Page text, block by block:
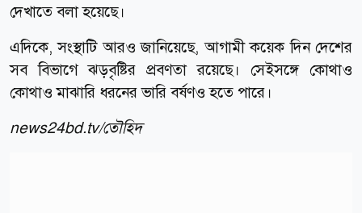
দেখাতে বলা হয়েছে।
এদিকে, সংস্থাটি আরও জানিয়েছে, আগামী কয়েক দিন দেশের
সব বিভাগে ঝড়বৃষ্টির প্রবণতা রয়েছে। সেইসঙ্গে কোথাও
কোথাও মাঝারি ধরনের ভারি বর্ষণও হতে পারে।
news24bd.tv/তৌহিদ